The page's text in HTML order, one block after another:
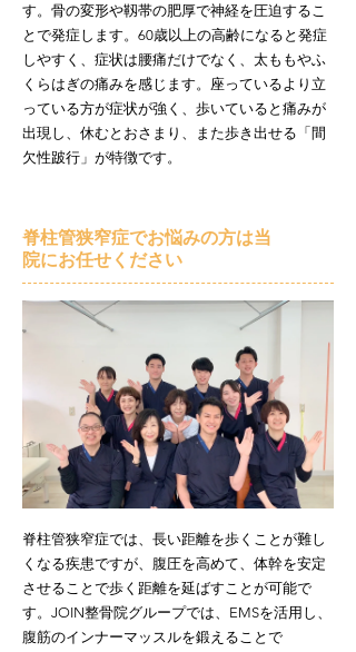
す。骨の変形や靱帯の肥厚で神経を圧迫するこ
とで発症します。60歳以上の高齢になると発症
しやすく、症状は腰痛だけでなく、太ももやふ
くらはぎの痛みを感じます。座っているより立
っている方が症状が強く、歩いていると痛みが
出現し、休むとおさまり、また歩き出せる「間
欠性跛行」が特徴です。
脊柱管狭窄症でお悩みの方は当
院にお任せください
脊柱管狭窄症では、長い距離を歩くことが難し
くなる疾患ですが、腹圧を高めて、体幹を安定
させることで歩く距離を延ばすことが可能で
す。JOIN整骨院グループでは、EMSを活用し、
腹筋のインナーマッスルを鍛えることで